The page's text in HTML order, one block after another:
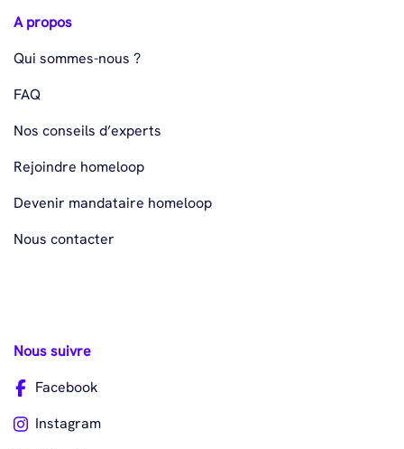
A propos
Qui sommes-nous ?
FAQ
Nos conseils d’experts
Rejoindre homeloop
Devenir mandataire homeloop
Nous contacter
Nous suivre
Facebook
Instagram